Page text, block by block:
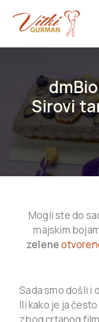
content
Sirovi
Mogli ste do
majskim
zelene
Sada smo došli i
Ili kako je ja
zbog crtanog